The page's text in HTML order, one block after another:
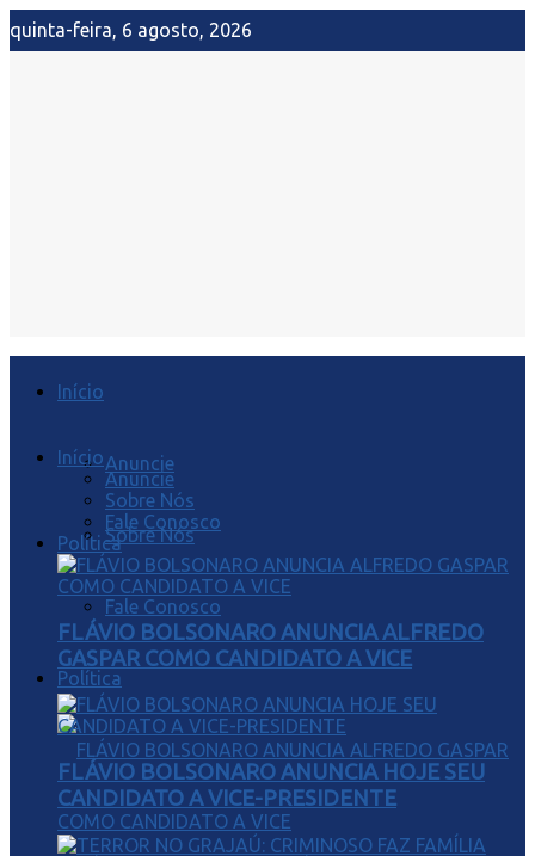
quinta-feira, 6 agosto, 2026
Início
Anuncie
Sobre Nós
Fale Conosco
Política
Início
Anuncie
Sobre Nós
Fale Conosco
Política
FLÁVIO BOLSONARO ANUNCIA ALFREDO
GASPAR COMO CANDIDATO A VICE
FLÁVIO BOLSONARO ANUNCIA HOJE SEU
CANDIDATO A VICE-PRESIDENTE